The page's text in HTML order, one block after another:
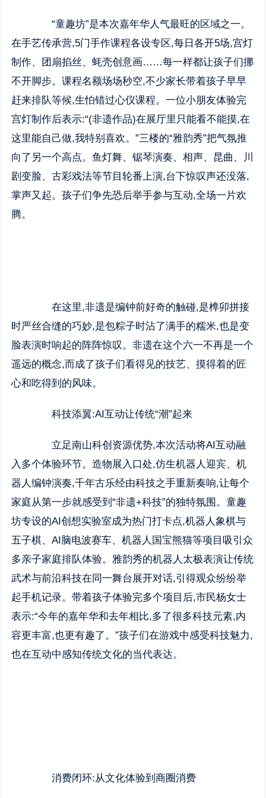
“童趣坊”是本次嘉年华人气最旺的区域之一。
在手艺传承营,5门手作课程各设专区,每日各开5场,宫灯
制作、团扇掐丝、蚝壳创意画……每一样都让孩子们挪
不开脚步。课程名额场场秒空,不少家长带着孩子早早
赶来排队等候,生怕错过心仪课程。一位小朋友体验完
宫灯制作后表示:“(非遗作品)在展厅里只能看不能摸,在
这里能自己做,我特别喜欢。”三楼的“雅韵秀”把气氛推
向了另一个高点。鱼灯舞、锯琴演奏、相声、昆曲、川
剧变脸、古彩戏法等节目轮番上演,台下惊叹声还没落,
掌声又起。孩子们争先恐后举手参与互动,全场一片欢
腾。
在这里,非遗是编钟前好奇的触碰,是榫卯拼接
时严丝合缝的巧妙,是包粽子时沾了满手的糯米,也是变
脸表演时响起的阵阵惊叹。非遗在这个六一不再是一个
遥远的概念,而成了孩子们看得见的技艺、摸得着的匠
心和吃得到的风味。
科技添翼:AI互动让传统“潮”起来
立足南山科创资源优势,本次活动将AI互动融
入多个体验环节。造物展入口处,仿生机器人迎宾、机
器人编钟演奏,千年古乐经由科技之手重新奏响,让每个
家庭从第一步就感受到“非遗+科技”的独特氛围。童趣
坊专设的AI创想实验室成为热门打卡点,机器人象棋与
五子棋、AI脑电波赛车、机器人国宝熊猫等项目吸引众
多亲子家庭排队体验。雅韵秀的机器人太极表演让传统
武术与前沿科技在同一舞台展开对话,引得观众纷纷举
起手机记录。带着孩子体验完多个项目后,市民杨女士
表示:“今年的嘉年华和去年相比,多了很多科技元素,内
容更丰富,也更有趣了。”孩子们在游戏中感受科技魅力,
也在互动中感知传统文化的当代表达。
消费闭环:从文化体验到商圈消费